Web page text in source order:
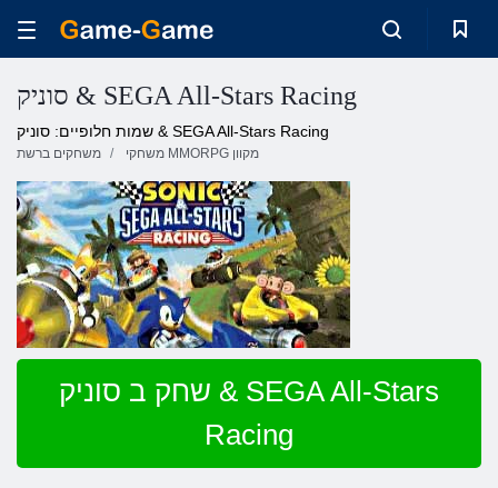
סוניק & SEGA All-Stars Racing
שמות חלופיים: סוניק & SEGA All-Stars Racing
משחקים ברשת משחקי MMORPG מקוון
שחק ב סוניק & SEGA All-Stars
Racing